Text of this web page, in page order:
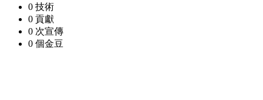
0 技術
0 貢獻
0 次宣傳
0 個金豆